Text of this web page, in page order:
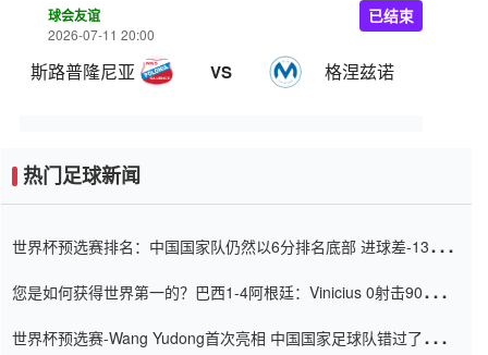
球会友谊
2026-07-11 20:00
斯路普隆尼亚 VS 格涅兹诺
已结束
热门足球新闻
世界杯预选赛排名：中国国家队仍然以6分排名底部 进球差-13令人
您是如何获得世界第一的？巴西1-4阿根廷：Vinicius 0射击90分钟
世界杯预选赛-Wang Yudong首次亮相 中国国家足球队错过了世界